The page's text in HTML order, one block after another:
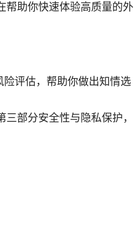
帮助你快速体验高质量的外
险评估，帮助你做出知情选
部分安全性与隐私保护，